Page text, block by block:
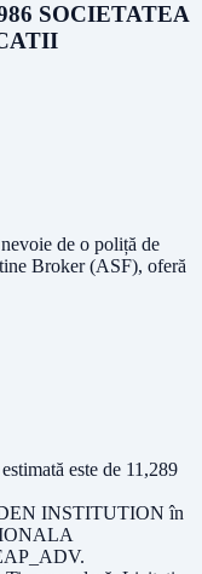
SOCIETATEA
de o poliță de
Broker (ASF), oferă
este de 11,289
INSTITUTION în
.